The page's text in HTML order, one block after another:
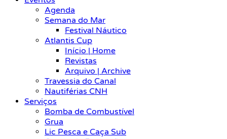
Agenda
Semana do Mar
Festival Náutico
Atlantis Cup
Início | Home
Revistas
Arquivo | Archive
Travessia do Canal
Nautiférias CNH
Serviços
Bomba de Combustível
Grua
Lic Pesca e Caça Sub